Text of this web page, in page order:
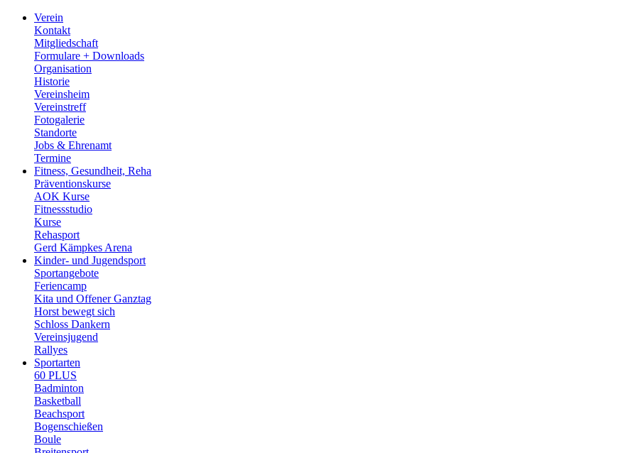
Verein
Kontakt
Mitgliedschaft
Formulare + Downloads
Organisation
Historie
Vereinsheim
Vereinstreff
Fotogalerie
Standorte
Jobs & Ehrenamt
Termine
Fitness, Gesundheit, Reha
Präventionskurse
AOK Kurse
Fitnessstudio
Kurse
Rehasport
Gerd Kämpkes Arena
Kinder- und Jugendsport
Sportangebote
Feriencamp
Kita und Offener Ganztag
Horst bewegt sich
Schloss Dankern
Vereinsjugend
Rallyes
Sportarten
60 PLUS
Badminton
Basketball
Beachsport
Bogenschießen
Boule